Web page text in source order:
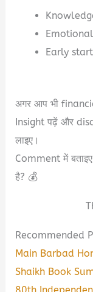
Early
अगर आप भी
Insight पढ़ें और
लाइए।
Comment में
है? 💰
Recommended
Main Barbad
Shaikh Book
80th